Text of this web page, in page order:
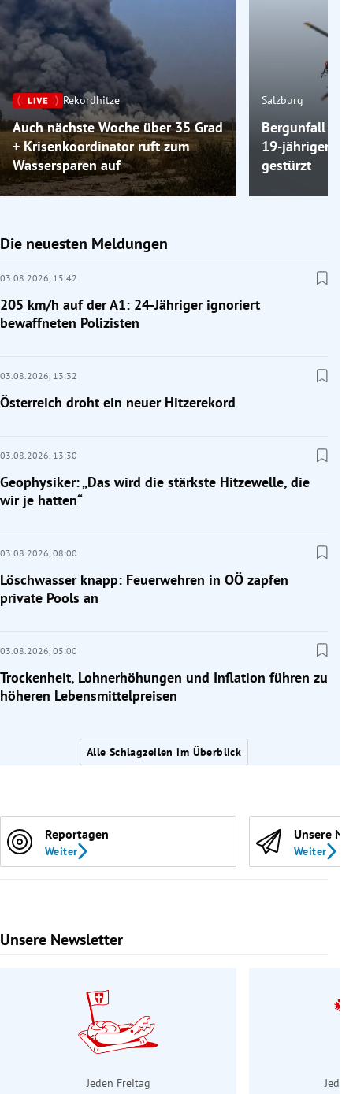
Rekordhitze
Auch nächste Woche über 35 Grad
+ Krisenkoordinator ruft zum
Wassersparen auf
Salzburg
Bergunfall am
19-jähriger
gestürzt
Die neuesten Meldungen
03.08.2026, 15:42
205 km/h auf der A1: 24-Jähriger ignoriert
bewaffneten Polizisten
03.08.2026, 13:32
Österreich droht ein neuer Hitzerekord
03.08.2026, 13:30
Geophysiker: „Das wird die stärkste Hitzewelle, die
wir je hatten“
03.08.2026, 08:00
Löschwasser knapp: Feuerwehren in OÖ zapfen
private Pools an
03.08.2026, 05:00
Trockenheit, Lohnerhöhungen und Inflation führen zu
höheren Lebensmittelpreisen
Alle Schlagzeilen im Überblick
Reportagen
Weiter
Unsere
Weiter
Unsere Newsletter
Slide 1 von 9
Jeden Freitag